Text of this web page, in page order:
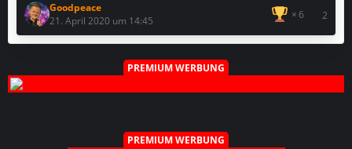
Goodpeace
21. April 2020 um 14:45
6 2
PREMIUM WERBUNG
PREMIUM WERBUNG